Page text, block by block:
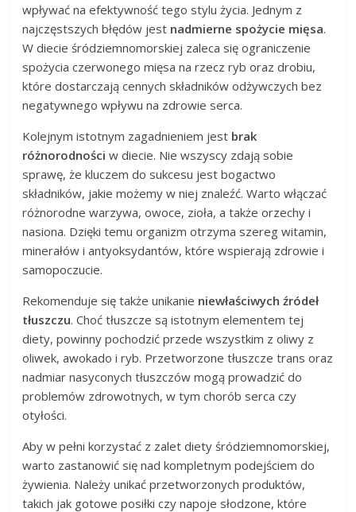
wpływać na efektywność tego stylu życia. Jednym z
najczęstszych błędów jest nadmierne spożycie mięsa.
W diecie śródziemnomorskiej zaleca się ograniczenie
spożycia czerwonego mięsa na rzecz ryb oraz drobiu,
które dostarczają cennych składników odżywczych bez
negatywnego wpływu na zdrowie serca.
Kolejnym istotnym zagadnieniem jest brak
różnorodności w diecie. Nie wszyscy zdają sobie
sprawę, że kluczem do sukcesu jest bogactwo
składników, jakie możemy w niej znaleźć. Warto włączać
różnorodne warzywa, owoce, zioła, a także orzechy i
nasiona. Dzięki temu organizm otrzyma szereg witamin,
minerałów i antyoksydantów, które wspierają zdrowie i
samopoczucie.
Rekomenduje się także unikanie niewłaściwych źródeł
tłuszczu. Choć tłuszcze są istotnym elementem tej
diety, powinny pochodzić przede wszystkim z oliwy z
oliwek, awokado i ryb. Przetworzone tłuszcze trans oraz
nadmiar nasyconych tłuszczów mogą prowadzić do
problemów zdrowotnych, w tym chorób serca czy
otyłości.
Aby w pełni korzystać z zalet diety śródziemnomorskiej,
warto zastanowić się nad kompletnym podejściem do
żywienia. Należy unikać przetworzonych produktów,
takich jak gotowe posiłki czy napoje słodzone, które